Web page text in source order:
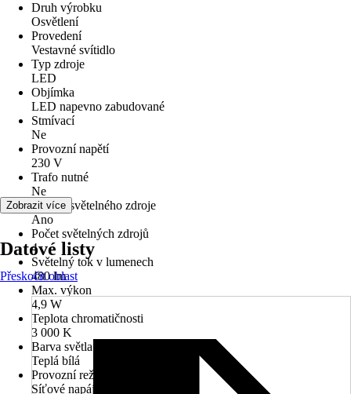
Druh výrobku
Osvětlení
Provedení
Vestavné svítidlo
Typ zdroje
LED
Objímka
LED napevno zabudované
Stmívací
Ne
Provozní napětí
230 V
Trafo nutné
Ne
Včetně světelného zdroje
Ano
Počet světelných zdrojů
4
Světelný tok v lumenech
480 lm
Max. výkon
4,9 W
Teplota chromatičnosti
3 000 K
Barva světla
Teplá bílá
Provozní režim
Síťové napájení
Zobrazit více
Datové listy
Přeskočit oblast